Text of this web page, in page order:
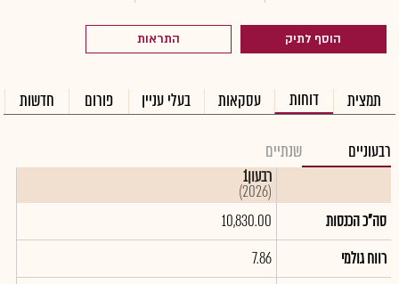
הוסף לתיק התראות
תמצית דוחות עסקאות בעלי עניין פורום חדשות
רבעוניים שנתיים
רבעון1
(2026)
סה"כ הכנסות
10,830.00
רווח גולמי
7.86